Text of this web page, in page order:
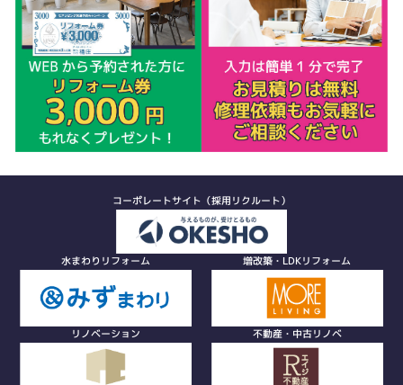
コーポレートサイト（採用リクルート）
水まわりリフォーム 増改築・LDKリフォーム
リノベーション 不動産・中古リノベ